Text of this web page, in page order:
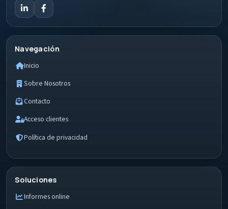
Navegación
Inicio
Sobre Nosotros
Contacto
Acceso clientes
Política de privacidad
Soluciones
Informes online